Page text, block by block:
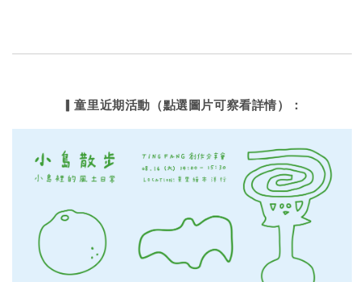
▎童里近期活動（點選圖片可察看詳情）：